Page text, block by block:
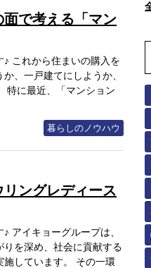
で考える「マン
これから住まいの購入を
、一戸建てにしようか、
特に最近、「マンション
暮らしのノウハウ
ングレディース
アイキョーグループは、
を深め、社会に貢献する
施しています。 その一環